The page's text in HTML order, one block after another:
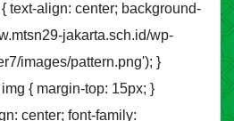
text-align: center; background-
jakarta.sch.id/wp-
images/pattern.png'); }
{ margin-top: 15px; }
center; font-family: